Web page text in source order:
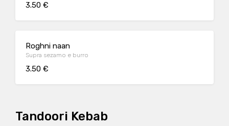
3.50 €
Roghni naan
Supra sezamo e burro
3.50 €
Tandoori Kebab